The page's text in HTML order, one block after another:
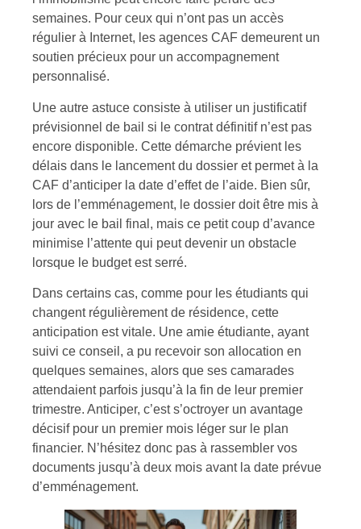
semaines. Pour ceux qui n’ont pas un accès
régulier à Internet, les agences CAF demeurent un
soutien précieux pour un accompagnement
personnalisé.
Une autre astuce consiste à utiliser un justificatif
prévisionnel de bail si le contrat définitif n’est pas
encore disponible. Cette démarche prévient les
délais dans le lancement du dossier et permet à la
CAF d’anticiper la date d’effet de l’aide. Bien sûr,
lors de l’emménagement, le dossier doit être mis à
jour avec le bail final, mais ce petit coup d’avance
minimise l’attente qui peut devenir un obstacle
lorsque le budget est serré.
Dans certains cas, comme pour les étudiants qui
changent régulièrement de résidence, cette
anticipation est vitale. Une amie étudiante, ayant
suivi ce conseil, a pu recevoir son allocation en
quelques semaines, alors que ses camarades
attendaient parfois jusqu’à la fin de leur premier
trimestre. Anticiper, c’est s’octroyer un avantage
décisif pour un premier mois léger sur le plan
financier. N’hésitez donc pas à rassembler vos
documents jusqu’à deux mois avant la date prévue
d’emménagement.